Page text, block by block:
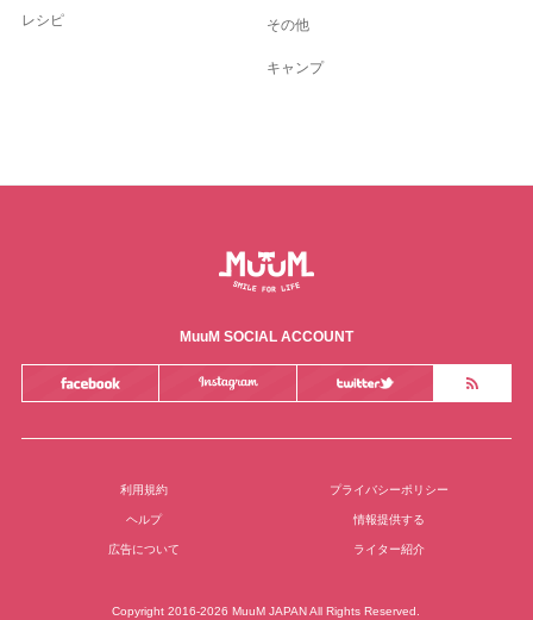
レシピ その他
キャンプ
MuuM SOCIAL ACCOUNT
利用規約 プライバシーポリシー
ヘルプ 情報提供する
広告について ライター紹介
Copyright 2016-2026 MuuM JAPAN All Rights Reserved.